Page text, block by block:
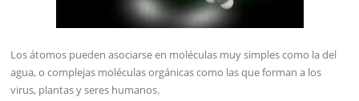
Los átomos pueden asociarse en moléculas muy simples como la del
agua, o complejas moléculas orgánicas como las que forman a los
virus, plantas y seres humanos.